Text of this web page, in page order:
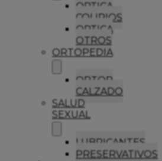
OPTICA
COLIRIOS
OPTICA
OTROS
ORTOPEDIA
ORTOP
CALZADO
SALUD
SEXUAL
LUBRICANTES
PRESERVATIVOS